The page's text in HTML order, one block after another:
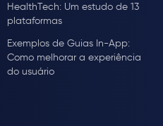
HealthTech: Um estudo de 13
plataformas
Exemplos de Guias In-App:
Como melhorar a experiência
do usuário